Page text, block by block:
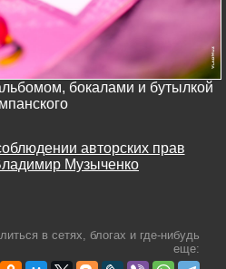
бокалами и бутылкой
авторских прав
Музыченко
в сетях, блогах и где-нибудь
еще: